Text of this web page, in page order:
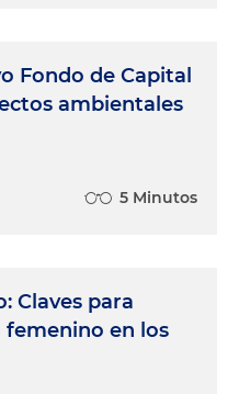
Fondo de Capital
ambientales
5 Minutos
Claves para
en los